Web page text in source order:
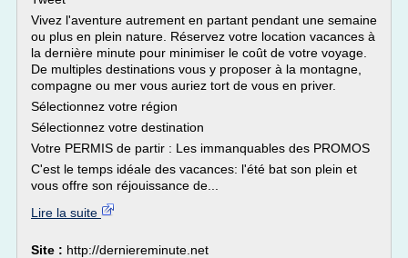
Vivez l'aventure autrement en partant pendant une semaine
ou plus en plein nature. Réservez votre location vacances à
la dernière minute pour minimiser le coût de votre voyage.
De multiples destinations vous y proposer à la montagne,
compagne ou mer vous auriez tort de vous en priver.
Sélectionnez votre région
Sélectionnez votre destination
Votre PERMIS de partir : Les immanquables des PROMOS
C'est le temps idéale des vacances: l'été bat son plein et
vous offre son réjouissance de...
Lire la suite
Site : http://derniereminute.net